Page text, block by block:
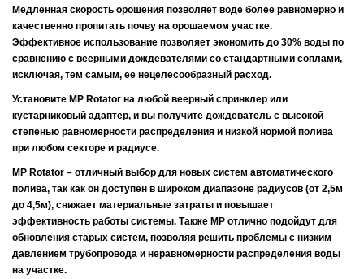
Медленная скорость орошения позволяет воде более равномерно и
качественно пропитать почву на орошаемом участке.
Эффективное использование позволяет экономить до 30% воды по
сравнению с веерными дождевателями со стандартными соплами,
исключая, тем самым, ее нецелесообразный расход.
Установите MP Rotator на любой веерный спринклер или
кустарниковый адаптер, и вы получите дождеватель с высокой
степенью равномерности распределения и низкой нормой полива
при любом секторе и радиусе.
MP Rotator – отличный выбор для новых систем автоматического
полива, так как он доступен в широком диапазоне радиусов (от 2,5м
до 4,5м), снижает материальные затраты и повышает
эффективность работы системы. Также MP отлично подойдут для
обновления старых систем, позволяя решить проблемы с низким
давлением трубопровода и неравномерности распределения воды
на участке.